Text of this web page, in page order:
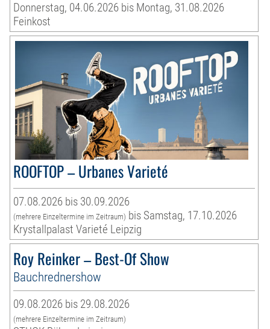
Donnerstag, 04.06.2026 bis Montag, 31.08.2026
Feinkost
ROOFTOP – Urbanes Varieté
07.08.2026 bis 30.09.2026
(mehrere Einzeltermine im Zeitraum) bis Samstag, 17.10.2026
Krystallpalast Varieté Leipzig
Roy Reinker – Best-Of Show
Bauchrednershow
09.08.2026 bis 29.08.2026
(mehrere Einzeltermine im Zeitraum)